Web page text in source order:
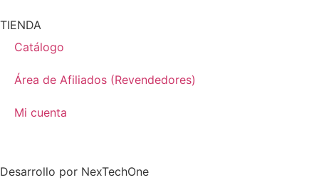
TIENDA
Catálogo
Área de Afiliados (Revendedores)
Mi cuenta
Desarrollo por NexTechOne